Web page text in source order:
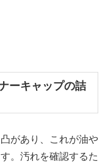
ーキャップの詰
があり、これが油や
。汚れを確認するた